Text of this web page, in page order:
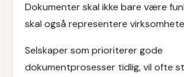
Dokumenter skal ikke bare være
skal også representere
Selskaper som prioriterer gode
dokumentprosesser tidlig, vil ofte